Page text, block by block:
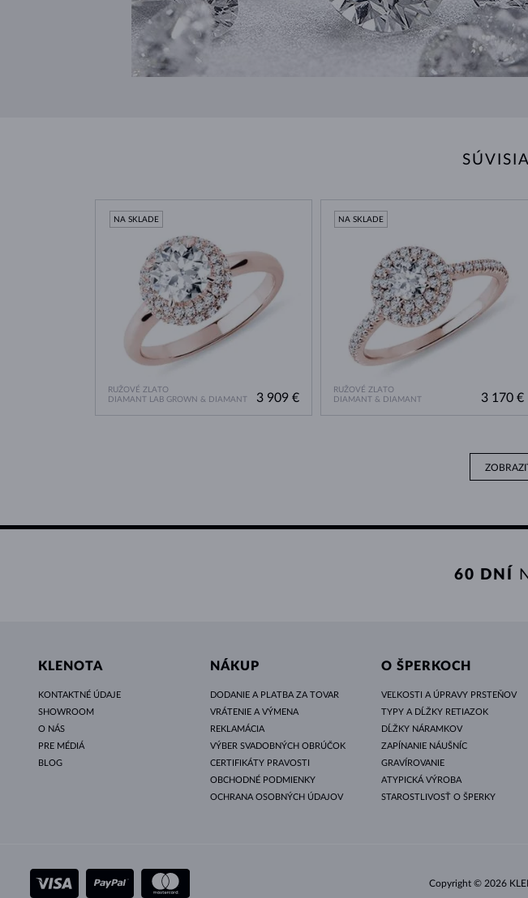
RUŽOVÉ ZLATO
DIAMANT LAB GROWN & DIAMANT
NA SKLADE
3 909 €
RUŽOVÉ ZLATO
DIAMANT & DIAMANT
NA SKLADE
3 170 €
60 DNÍ
KLENOTA
KONTAKTNÉ ÚDAJE
SHOWROOM
O NÁS
PRE MÉDIÁ
BLOG
NÁKUP
DODANIE A PLATBA ZA TOVAR
VRÁTENIE A VÝMENA
REKLAMÁCIA
VÝBER SVADOBNÝCH OBRÚČOK
CERTIFIKÁTY PRAVOSTI
OBCHODNÉ PODMIENKY
OCHRANA OSOBNÝCH ÚDAJOV
O ŠPERKOCH
VEĽKOSTI A ÚPRAVY PRSTEŇOV
TYPY A DĹŽKY RETIAZOK
DĹŽKY NÁRAMKOV
ZAPÍNANIE NÁUŠNÍC
GRAVÍROVANIE
ATYPICKÁ VÝROBA
STAROSTLIVOSŤ O ŠPERKY
Copyright © 2026